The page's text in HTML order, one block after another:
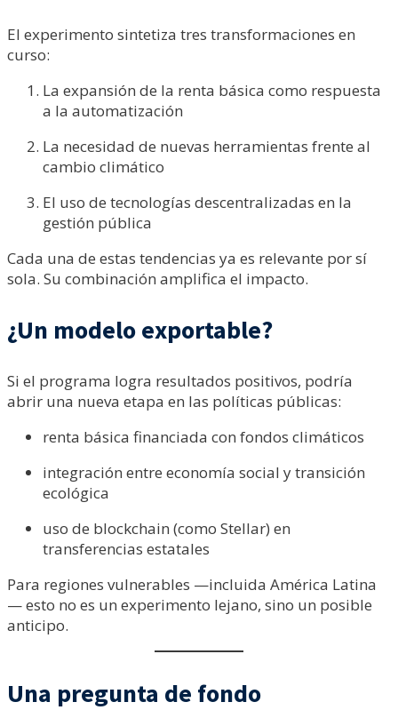
El experimento sintetiza tres transformaciones en
curso:
La expansión de la renta básica como respuesta
a la automatización
La necesidad de nuevas herramientas frente al
cambio climático
El uso de tecnologías descentralizadas en la
gestión pública
Cada una de estas tendencias ya es relevante por sí
sola. Su combinación amplifica el impacto.
¿Un modelo exportable?
Si el programa logra resultados positivos, podría
abrir una nueva etapa en las políticas públicas:
renta básica financiada con fondos climáticos
integración entre economía social y transición
ecológica
uso de blockchain (como Stellar) en
transferencias estatales
Para regiones vulnerables —incluida América Latina
— esto no es un experimento lejano, sino un posible
anticipo.
Una pregunta de fondo